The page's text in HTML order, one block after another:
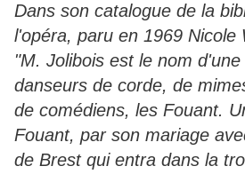
Dans son catalogue de la
l'opéra, paru en 1969 Nicole
"M. Jolibois est le nom
danseurs de corde, de
de comédiens, les Fouant.
Fouant, par son mariage
de Brest qui entra dans la